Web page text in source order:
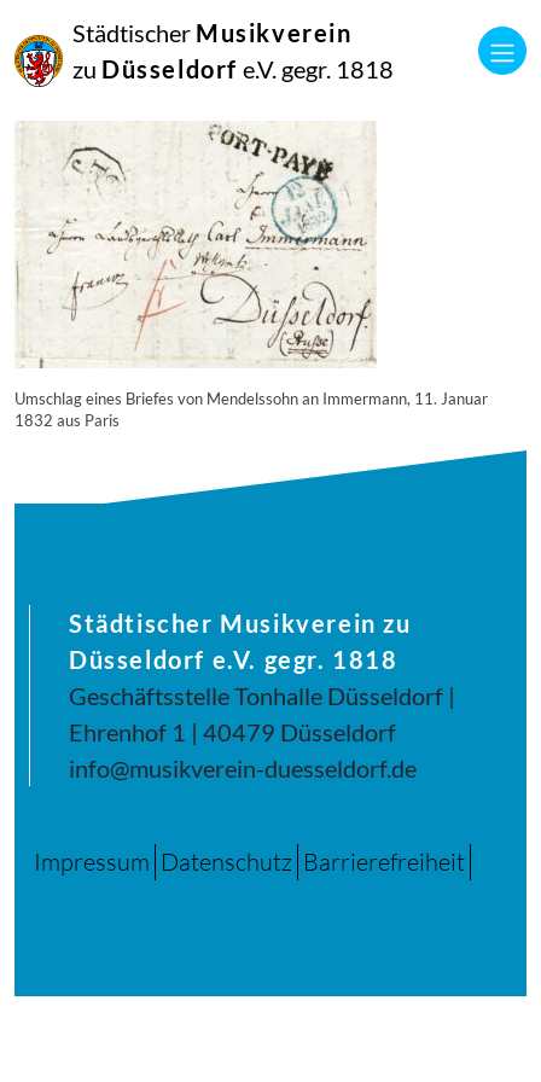
Städtischer Musikverein
zu Düsseldorf e.V. gegr. 1818
Februar
2018
Netkotec
Umschlag eines Briefes von Mendelssohn an Immermann, 11. Januar
1832 aus Paris
Städtischer Musikverein zu
Düsseldorf e.V. gegr. 1818
Geschäftsstelle Tonhalle Düsseldorf |
Ehrenhof 1 | 40479 Düsseldorf
info@musikverein-duesseldorf.de
Impressum Datenschutz Barrierefreiheit